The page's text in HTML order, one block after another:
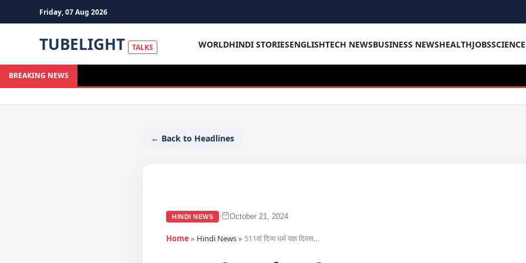
Friday, 07 Aug 2026
TUBELIGHT TALKS WORLDHINDI STORIESENGLISHTECH NEWSBUSINESS NEWSHEALTHJOBS
BREAKING NEWS
← Back to Headlines
HINDI NEWS • October 21, 2024
Home » Hindi News» 511वां दिव्य धर्म यज्ञ दिवस…